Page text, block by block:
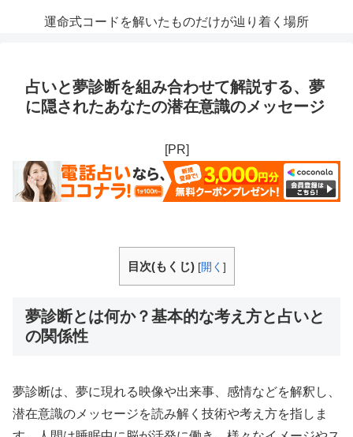
運命式コードを解いたものだけが辿り着く場所
占いと夢診断を組み合わせて解説する、夢
に隠されたあなたの潜在意識のメッセージ
[PR]
目次(もくじ) [開く ]
夢診断とは何か？基本的な考え方と占いと
の関係性
夢診断は、夢に現れる映像や出来事、感情などを解釈し、
潜在意識のメッセージを読み解く技術や考え方を指しま